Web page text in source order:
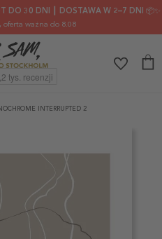
DO 30 DNI ┃ DOSTAWA W 2–7 DNI 📦✨
, oferta ważna do 8.08
INTERRUPTED 2